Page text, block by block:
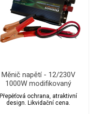
Měnič napětí - 12/230V
1000W modifikovaný
Přepěťová ochrana, atraktivní
design. Likvidační cena.